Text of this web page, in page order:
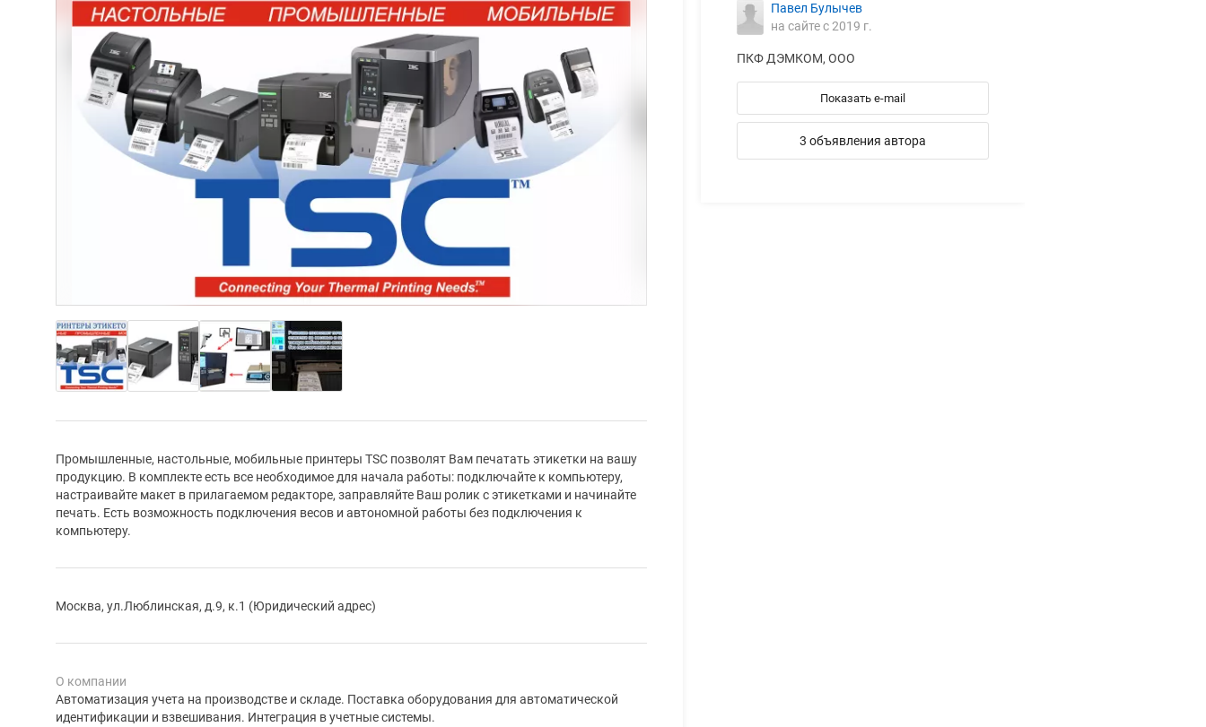
Промышленные, настольные, мобильные принтеры TSC позволят Вам печатать этикетки на вашу
продукцию. В комплекте есть все необходимое для начала работы: подключайте к компьютеру,
настраивайте макет в прилагаемом редакторе, заправляйте Ваш ролик с этикетками и начинайте
печать. Есть возможность подключения весов и автономной работы без подключения к
компьютеру.
Москва, ул.Люблинская, д.9, к.1 (Юридический адрес)
О компании
Автоматизация учета на производстве и складе. Поставка оборудования для автоматической
идентификации и взвешивания. Интеграция в учетные системы.
Павел Булычев
на сайте с 2019 г.
ПКФ ДЭМКОМ, ООО
Показать e-mail
3 объявления автора